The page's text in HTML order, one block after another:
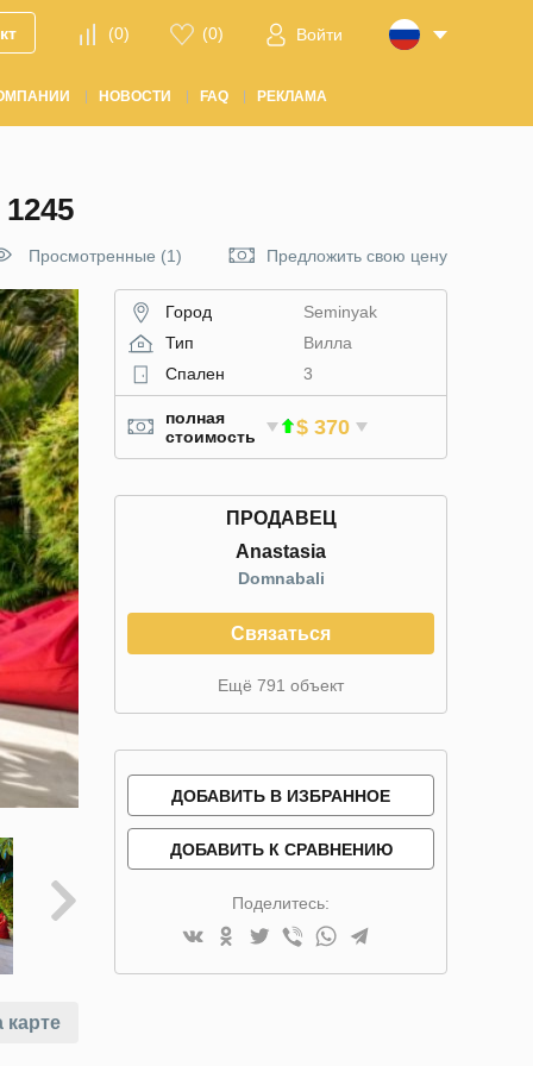
(0) (0) Войти
НОВОСТИ FAQ РЕКЛАМА
Просмотренные (1) Предложить свою цену
карте
Город
Seminyak
Тип
Вилла
Спален
3
полная
стоимость
$ 370
ПРОДАВЕЦ
Anastasia
Domnabali
Связаться
Ещё 791 объект
ДОБАВИТЬ В ИЗБРАННОЕ
ДОБАВИТЬ К СРАВНЕНИЮ
Поделитесь: